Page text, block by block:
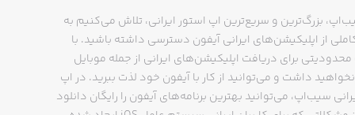
Use the in-app recording feature
you’re
بزرگ‌ترین و سریع‌ترین اپ استور ایرانی، تلاش می‌کنیم به
از اپلیکیشن‌های ایرانی آیفون دسترسی داشته باشید. با
برای دریافت اپلیکیشن‌های ایرانی از جمله موبایل
داشت و می‌توانید از کار با آیفون خود لذت ببرید. در اپ
سیب‌اپ، می‌توانید بهترین برنامه‌های آیفون را رایگان دانلود